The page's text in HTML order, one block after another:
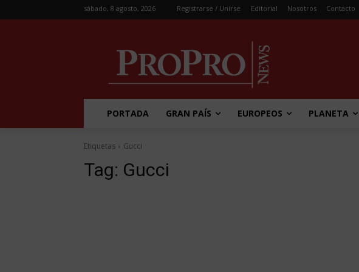
sábado, 8 agosto, 2026 Registrarse / Unirse Editorial Nosotros Contacto
PORTADA GRAN PAÍS EUROPEOS PLANETA
Etiquetas Gucci
Tag: Gucci